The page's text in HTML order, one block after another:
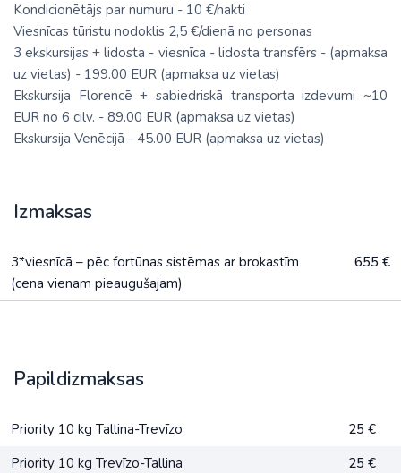
Kondicionētājs par numuru - 10 €/nakti
Viesnīcas tūristu nodoklis 2,5 €/dienā no personas
3 ekskursijas + lidosta - viesnīca - lidosta transfērs - (apmaksa
uz vietas) - 199.00 EUR (apmaksa uz vietas)
Ekskursija Florencē + sabiedriskā transporta izdevumi ~10
EUR no 6 cilv. - 89.00 EUR (apmaksa uz vietas)
Ekskursija Venēcijā - 45.00 EUR (apmaksa uz vietas)
Izmaksas
3*viesnīcā – pēc fortūnas sistēmas ar brokastīm
(cena vienam pieaugušajam)
655 €
Papildizmaksas
Priority 10 kg Tallina-Trevīzo
25 €
Priority 10 kg Trevīzo-Tallina
25 €